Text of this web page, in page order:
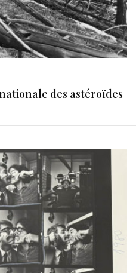
des astéroïdes